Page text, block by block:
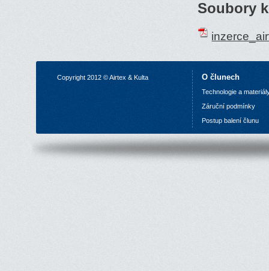
Soubory
Copyright 2012 © Airtex & Kulta O člunech
Technologie a
Záruční podmínky
Postup balení člunu